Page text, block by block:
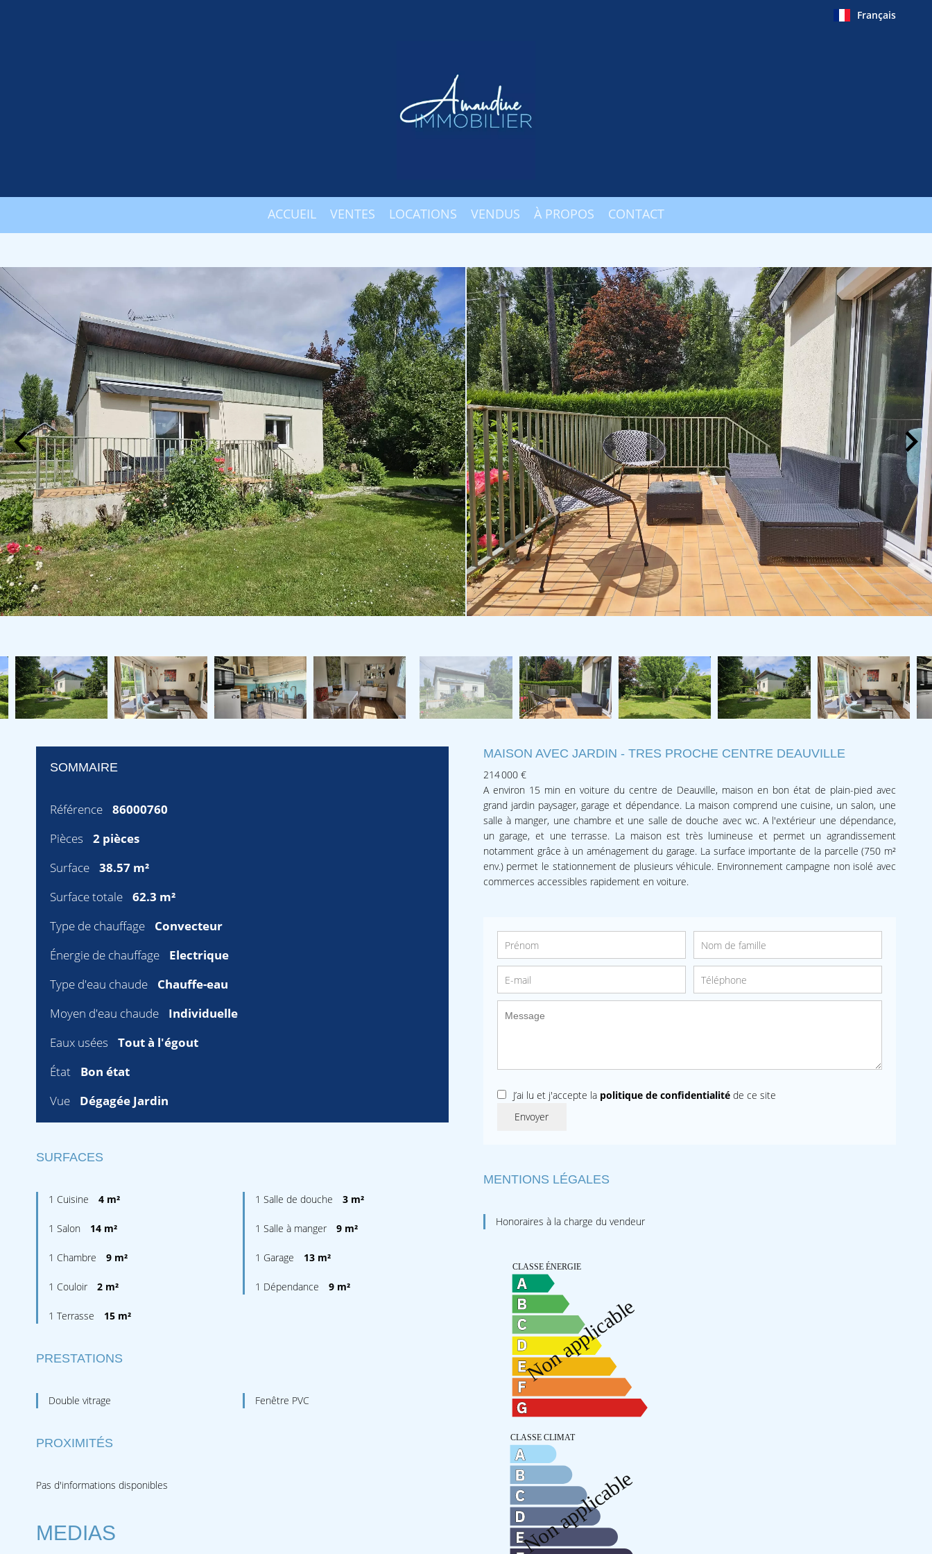
Français
ACCUEIL VENTES LOCATIONS VENDUS À PROPOS CONTACT
SOMMAIRE
Référence
86000760
Pièces
2 pièces
Surface
38.57 m²
Surface totale
62.3 m²
Type de chauffage
Convecteur
Énergie de chauffage
Electrique
Type d'eau chaude
Chauffe-eau
Moyen d'eau chaude
Individuelle
Eaux usées
Tout à l'égout
État
Bon état
Vue
Dégagée Jardin
SURFACES
1 Cuisine 4 m² 1 Salle de douche 3 m²
1 Salon 14 m² 1 Salle à manger 9 m²
1 Chambre 9 m² 1 Garage 13 m²
1 Couloir 2 m² 1 Dépendance 9 m²
1 Terrasse 15 m²
PRESTATIONS
Double vitrage Fenêtre PVC
PROXIMITÉS
Pas d'informations disponibles
MEDIAS
MAISON AVEC JARDIN - TRES PROCHE CENTRE DEAUVILLE
214 000 €
A environ 15 min en voiture du centre de Deauville, maison en bon état de plain-pied avec
grand jardin paysager, garage et dépendance. La maison comprend une cuisine, un salon, une
salle à manger, une chambre et une salle de douche avec wc. A l'extérieur une dépendance,
un garage, et une terrasse. La maison est très lumineuse et permet un agrandissement
notamment grâce à un aménagement du garage. La surface importante de la parcelle (750 m²
env.) permet le stationnement de plusieurs véhicule. Environnement campagne non isolé avec
commerces accessibles rapidement en voiture.
J’ai lu et j'accepte la politique de confidentialitéde ce site
Envoyer
MENTIONS LÉGALES
Honoraires à la charge du vendeur